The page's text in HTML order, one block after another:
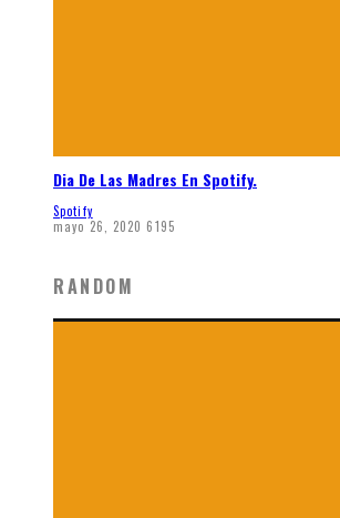
Dia De Las Madres En Spotify.
Spotify
mayo 26, 2020 6195
RANDOM